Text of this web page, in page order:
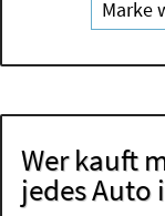
Wer kauft
jedes Auto